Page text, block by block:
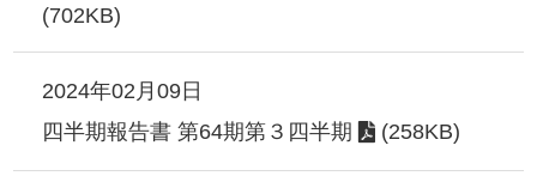
(702KB)
2024年02月09日
四半期報告書 第64期第３四半期
(258KB)